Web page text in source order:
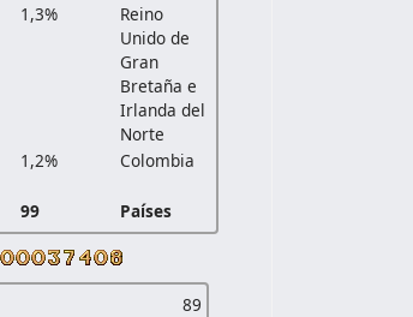
1,3%
Reino
Unido de
Gran
Bretaña e
Irlanda del
Norte
1,2%
Colombia
99 Países
89